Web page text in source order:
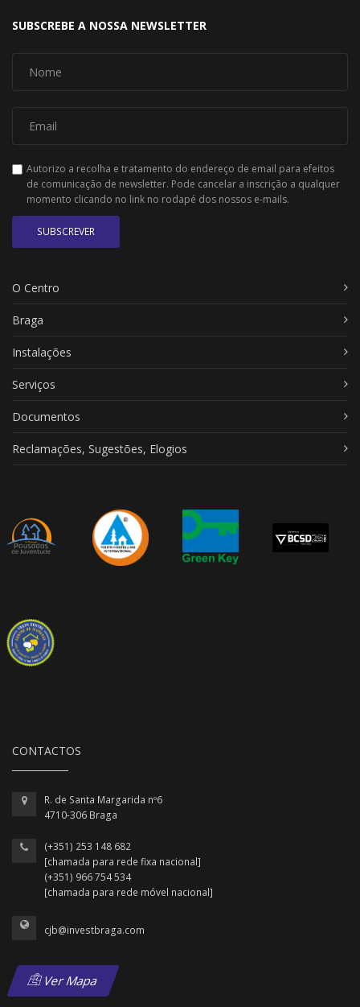
SUBSCREBE A NOSSA NEWSLETTER
Autorizo a recolha e tratamento do endereço de email para efeitos
de comunicação de newsletter. Pode cancelar a inscrição a qualquer
momento clicando no link no rodapé dos nossos e-mails.
SUBSCREVER
O Centro
Braga
Instalações
Serviços
Documentos
Reclamações, Sugestões, Elogios
CONTACTOS
R. de Santa Margarida nº6
4710-306 Braga
(+351) 253 148 682
[chamada para rede fixa nacional]
(+351) 966 754 534
[chamada para rede móvel nacional]
cjb@investbraga.com
Ver Mapa